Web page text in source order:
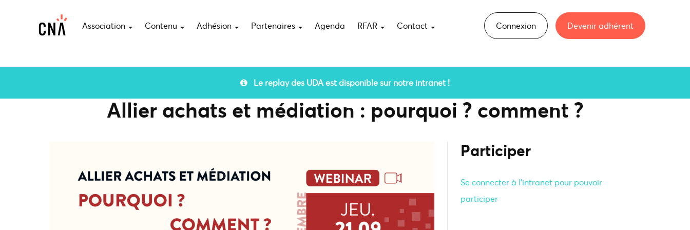
Association Contenu Adhésion Partenaires Agenda RFAR Contact Connexion Devenir adhérent
Le replay des UDA est disponible sur notre intranet !
Allier achats et médiation : pourquoi ? comment ?
Participer
Se connecter à l'intranet pour pouvoir
participer